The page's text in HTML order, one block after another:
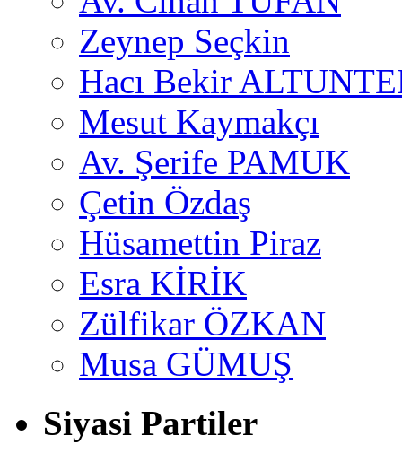
Zeynep Seçkin
Hacı Bekir
Mesut Kaymakçı
Av. Şerife PAMUK
Çetin Özdaş
Hüsamettin Piraz
Esra KİRİK
Zülfikar ÖZKAN
Musa GÜMUŞ
Siyasi Partiler